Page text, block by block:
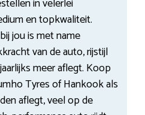
en topkwaliteit.
jou is met name
van de auto, rijstijl
meer aflegt. Koop
Tyres of Hankook als
aflegt, veel op de